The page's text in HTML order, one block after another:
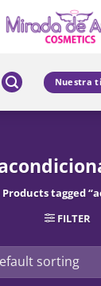
Nuestra
Products tagged
FILTER